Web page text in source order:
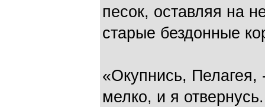
песок, оставляя на
старые бездонные
«Окупнись,
мелко, и я